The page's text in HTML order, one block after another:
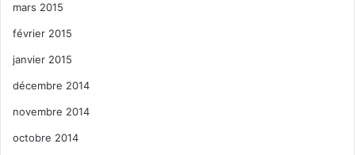
mars 2015
février 2015
janvier 2015
décembre 2014
novembre 2014
octobre 2014